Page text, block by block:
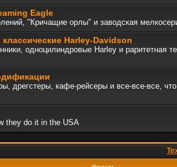
Eagle
"Кричащие орлы" и заводская
Harley-Davidson
одноцилиндровые Harley и раритетная
дрегстеры, кафе-рейсеры и все-все-все,
they do it in the USA